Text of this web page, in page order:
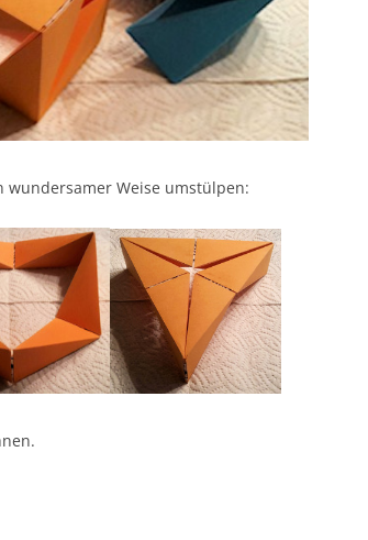
wundersamer Weise umstülpen: